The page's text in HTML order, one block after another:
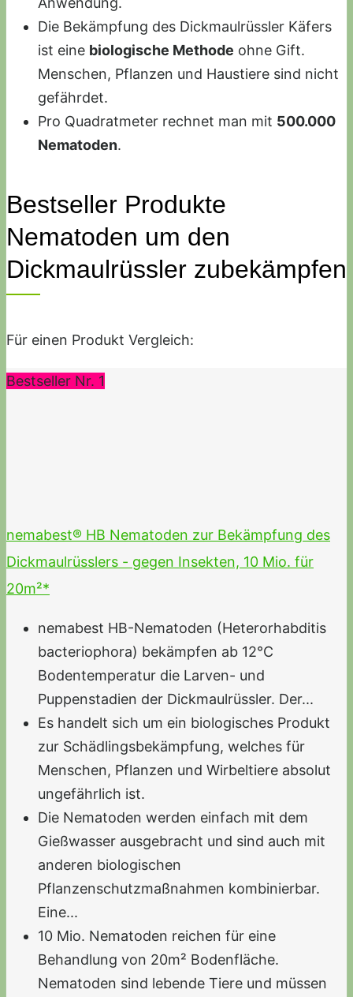
Die Bekämpfung des Dickmaulrüssler Käfers
ist eine biologische Methode ohne Gift.
Menschen, Pflanzen und Haustiere sind nicht
gefährdet.
Pro Quadratmeter rechnet man mit 500.000
Nematoden.
Bestseller Produkte
Nematoden um den
Dickmaulrüssler zubekämpfen
Für einen Produkt Vergleich:
Bestseller Nr. 1
nemabest® HB Nematoden zur Bekämpfung des
Dickmaulrüsslers - gegen Insekten, 10 Mio. für
20m²*
nemabest HB-Nematoden (Heterorhabditis
bacteriophora) bekämpfen ab 12°C
Bodentemperatur die Larven- und
Puppenstadien der Dickmaulrüssler. Der...
Es handelt sich um ein biologisches Produkt
zur Schädlingsbekämpfung, welches für
Menschen, Pflanzen und Wirbeltiere absolut
ungefährlich ist.
Die Nematoden werden einfach mit dem
Gießwasser ausgebracht und sind auch mit
anderen biologischen
Pflanzenschutzmaßnahmen kombinierbar.
Eine...
10 Mio. Nematoden reichen für eine
Behandlung von 20m² Bodenfläche.
Nematoden sind lebende Tiere und müssen